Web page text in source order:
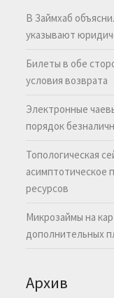
В Займхаб
указывают
Билеты в обе
условия возврата
Электронные
порядок
Топологическая
асимптотическое
ресурсов
Микрозаймы на
дополнительных
Архив